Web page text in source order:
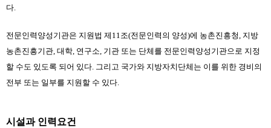
다.
전문인력양성기관은 지원법 제11조(전문인력의 양성)에 농촌진흥청, 지방
농촌진흥기관, 대학, 연구소, 기관 또는 단체를 전문인력양성기관으로 지정
할 수도 있도록 되어 있다. 그리고 국가와 지방자치단체는 이를 위한 경비의
전부 또는 일부를 지원할 수 있다.
시설과 인력요건